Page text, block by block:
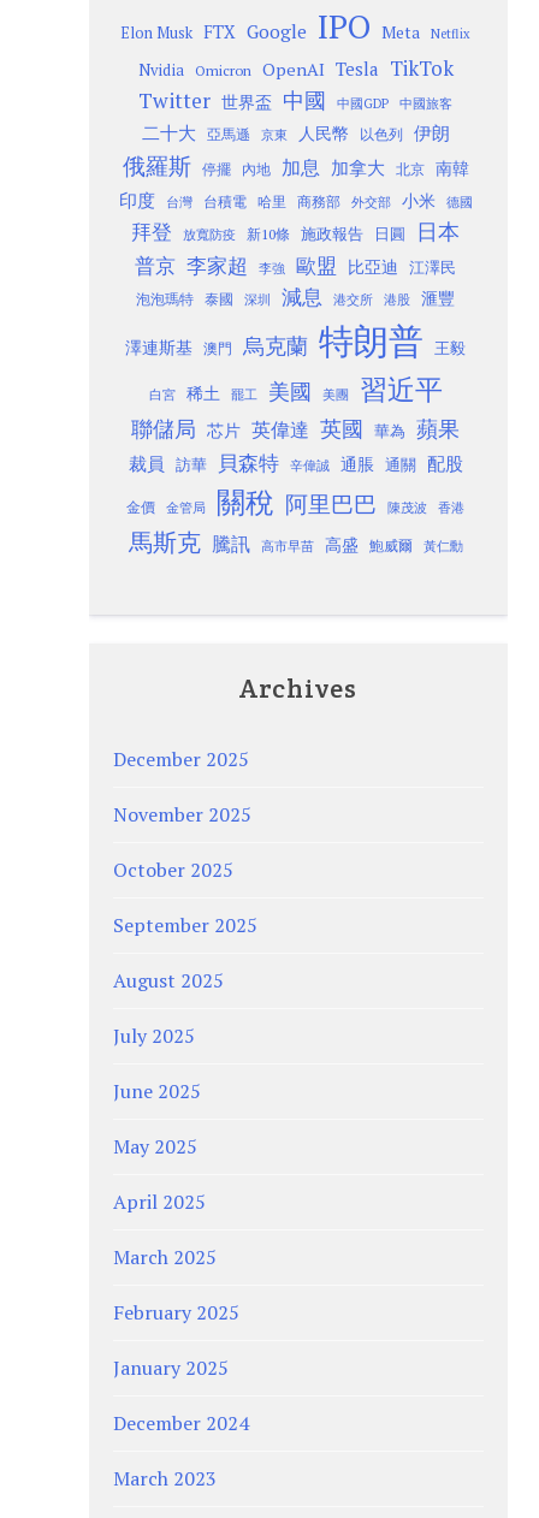
Elon Musk FTX Google IPO Meta Netflix
Nvidia Omicron OpenAI Tesla TikTok
Twitter 世界盃 中國 中國GDP 中國旅客
二十大 亞馬遜 京東 人民幣 以色列 伊朗
俄羅斯 停擺 內地 加息 加拿大 北京
南韓
印度
台灣 台積電 哈里 商務部 外交部 小米 德國
拜登 放寬防疫 新10條 施政報告 日圓 日本
普京 李家超 李強 歐盟 比亞迪 江澤民
泡泡瑪特 泰國 深圳 減息 港交所 港股 滙豐
澤連斯基 澳門 烏克蘭 特朗普 王毅
白宮 稀土 罷工 美國 美團 習近平
聯儲局 芯片 英偉達 英國 華為 蘋果
裁員 訪華 貝森特 辛偉誠 通脹 通關 配股
金價 金管局 關稅 阿里巴巴 陳茂波 香港
馬斯克 騰訊 高市早苗 高盛 鮑威爾 黃仁勳
Archives
December 2025
November 2025
October 2025
September 2025
August 2025
July 2025
June 2025
May 2025
April 2025
March 2025
February 2025
January 2025
December 2024
March 2023